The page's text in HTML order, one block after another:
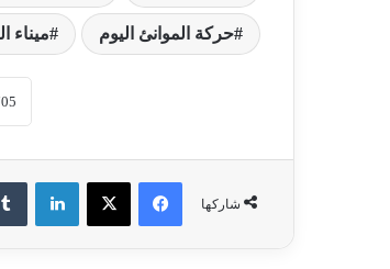
حركة الموانئ اليوم ميناء
شاركها
فيسبوك ‫X لينكدإن